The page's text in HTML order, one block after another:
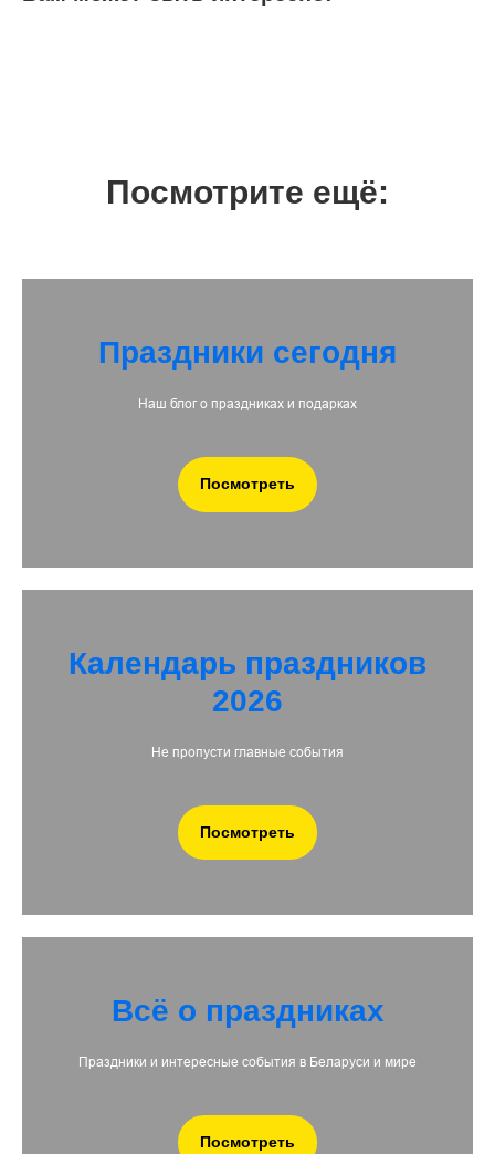
Посмотрите ещё:
Праздники сегодня
Наш блог о праздниках и подарках
Посмотреть
Календарь праздников
2026
Не пропусти главные события
Посмотреть
Всё о праздниках
Праздники и интересные события в Беларуси и мире
Посмотреть